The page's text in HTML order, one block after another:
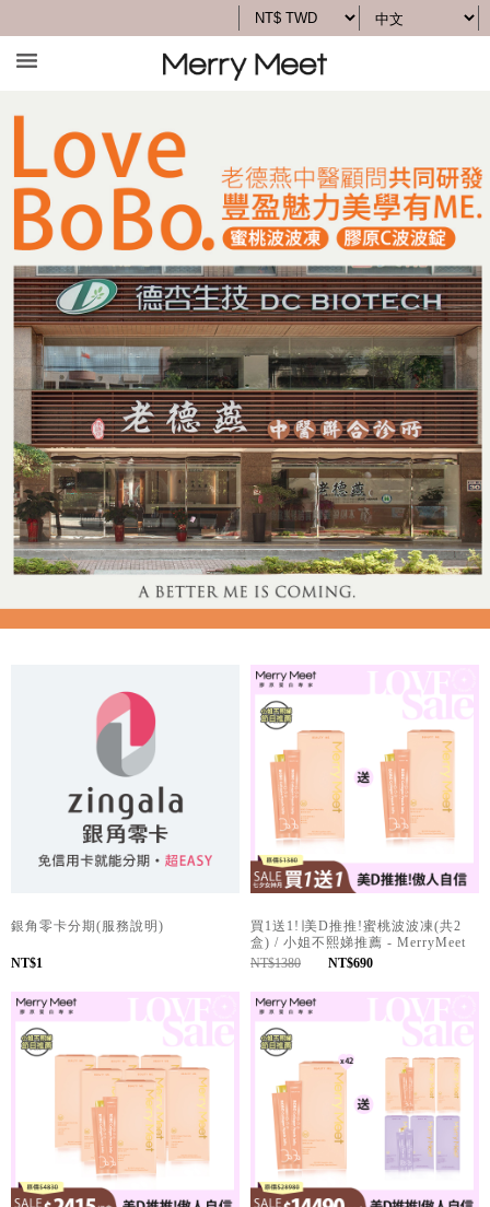
銀角零卡分期(服務說明)
NT$1
買1送1!∣美D推推!蜜桃波波凍(共2
盒) / 小姐不熙娣推薦 - MerryMeet
NT$1380
NT$690